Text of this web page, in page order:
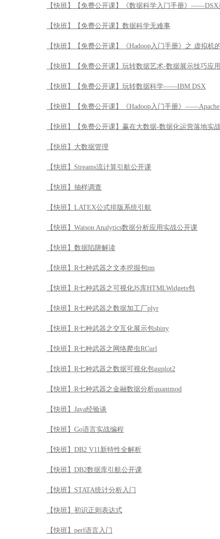
【快班】【免费公开课】《数据科学入门手册》
【快班】【免费公开课】数据科学无难事
【快班】【免费公开课】《Hadoop入门手册》之 虚拟机
【快班】【免费公开课】玩转数据艺术-数据展示技巧应
【快班】【免费公开课】玩转数据科学——IBM DSX
【快班】【免费公开课】《Hadoop入门手册》
【快班】【免费公开课】赢在大数据-数据化运营落地实
【快班】大数据管理
【快班】Streams流计算引航公开课
【快班】抽样调查
【快班】LATEX公式排版系统引航
【快班】Watson Analytics数据分析应用实战公开课
【快班】数据陷阱解读
【快班】R七种武器之文本挖掘包tm
【快班】R七种武器之可视化JS库HTMLWidgets包
【快班】R七种武器之数据加工厂plyr
【快班】R七种武器之交互化展示包shiny
【快班】R七种武器之网络爬虫RCurl
【快班】R七种武器之数据可视化包ggplot2
【快班】R七种武器之金融数据分析quantmod
【快班】Java经验谈
【快班】Go语言实战编程
【快班】DB2 V11新特性全解析
【快班】DB2数据库引航公开课
【快班】STATA统计分析入门
【快班】初识正则表达式
【快班】perl语言入门